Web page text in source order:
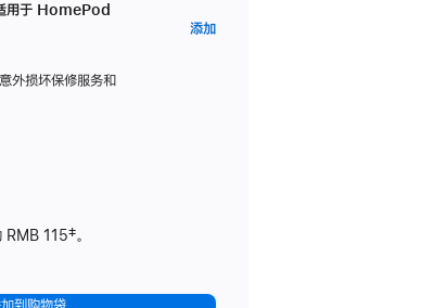
用于 HomePod
外损坏保修服务和
添加AppleCare+
RMB 115‡。
到购物袋